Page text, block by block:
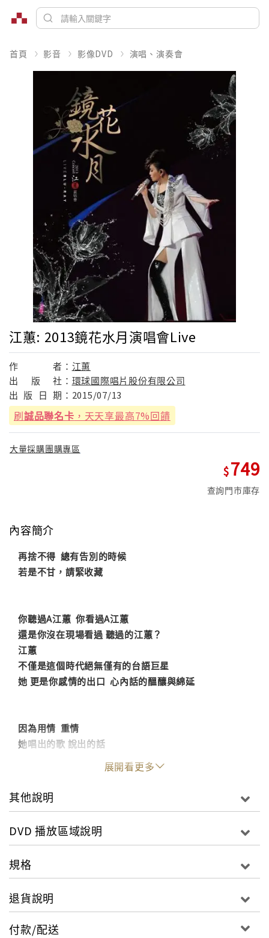
首頁 影音 影像DVD 演唱、演奏會
江蕙: 2013鏡花水月演唱會Live
作 者： 江蕙
出
版 社： 環球國際唱片股份有限公司
出 版 日 期： 2015/07/13
刷誠品聯名卡 ，天天享最高7%回饋
大量採購團購專區
749
查詢門市庫存
內容簡介
再捨不得 總有告別的時候
若是不甘，請緊收藏
你聽過A江蕙 你看過A江蕙
還是你沒在現場看過 聽過的江蕙？
江蕙
不僅是這個時代絕無僅有的台語巨星
她 更是你感情的出口 心內話的醞釀與綿延
因為用情 重情
她唱出的歌 說出的話
不只是一場演唱會現場
彷如鏡花 似若水月的一場人生
『鏡』＊空笑夢 ＊半醉半清醒。。。
浮生一段 境裡鏡外 你要笑看故事 還是照鏡如夢?
展開看更多
其他說明
DVD 播放區域說明
規格
退貨說明
付款/配送